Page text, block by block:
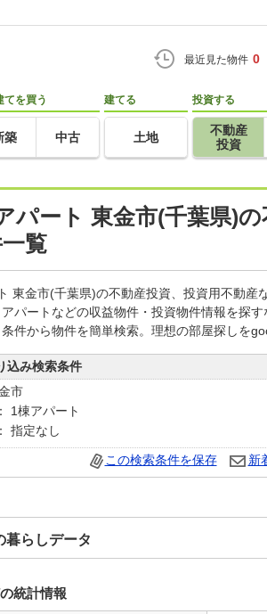
最近見た物件 0
てを買う
築 中古
建てる
土地
投資する
不動産
投資
パート 東金市(千葉県)
覧
東金市(千葉県)の不動産投資、投資用不動
パートなどの収益物件・投資物件情報を探
件から物件を簡単検索。理想の部屋探しを
込み検索条件
市
： 1棟アパート
： 指定なし
この検索条件を保存 新
暮らしデータ
統計情報